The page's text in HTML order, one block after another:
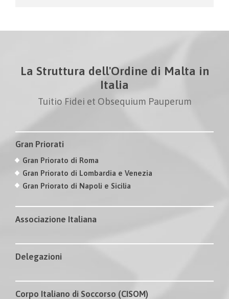
La Struttura dell'Ordine di Malta in
Italia
Tuitio Fidei et Obsequium Pauperum
Gran Priorati
Gran Priorato di Roma
Gran Priorato di Lombardia e Venezia
Gran Priorato di Napoli e Sicilia
Associazione Italiana
Delegazioni
Corpo Italiano di Soccorso (CISOM)